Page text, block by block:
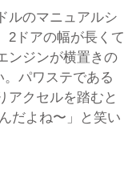
ルのマニュアルシ
2ドアの幅が長くて
ンジンが横置きの
パワステである
アクセルを踏むと
だよね〜」と笑い